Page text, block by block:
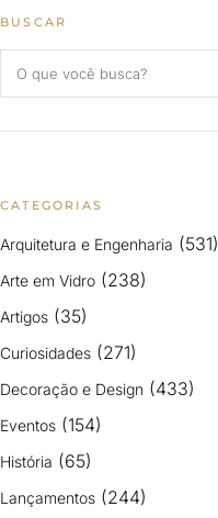
BUSCAR
CATEGORIAS
Arquitetura e Engenharia (531)
Arte em Vidro (238)
Artigos (35)
Curiosidades (271)
Decoração e Design (433)
Eventos (154)
História (65)
Lançamentos (244)